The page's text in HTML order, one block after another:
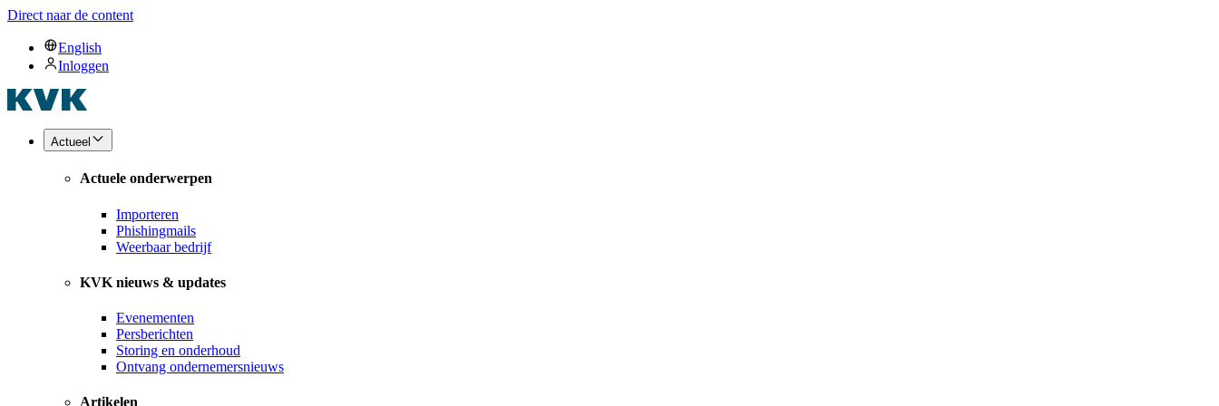
Direct naar de content
English
Inloggen
Actueel
Actuele onderwerpen
Importeren
Phishingmails
Weerbaar bedrijf
KVK nieuws & updates
Evenementen
Persberichten
Storing en onderhoud
Ontvang ondernemersnieuws
Artikelen